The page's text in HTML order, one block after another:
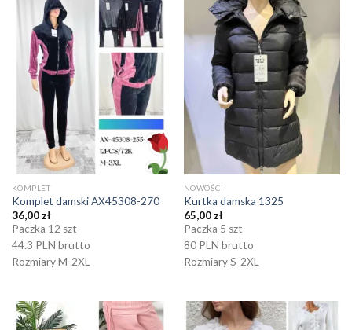
KOMPLET
Komplet damski AX45308-270
36,00zł
Paczka 12 szt
44.3 PLN brutto
Rozmiary M-2XL
NOWOŚCI
Kurtka damska 1325
65,00zł
Paczka 5 szt
80 PLN brutto
Rozmiary S-2XL